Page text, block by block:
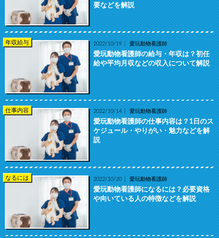
要などを解説
年収給与 2022/10/19 愛玩動物看護師
愛玩動物看護師の給与・年収は？初任
給や平均月収などの収入について解説
仕事内容 2022/10/14 愛玩動物看護師
愛玩動物看護師の仕事内容は？1日のス
ケジュール・やりがい・魅力などを解
説
なるには 2022/10/20 愛玩動物看護師
愛玩動物看護師になるには？必要資格
や向いている人の特徴などを解説